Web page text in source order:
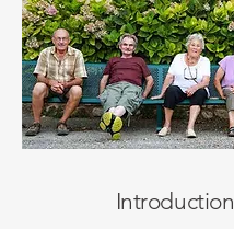
Introduction